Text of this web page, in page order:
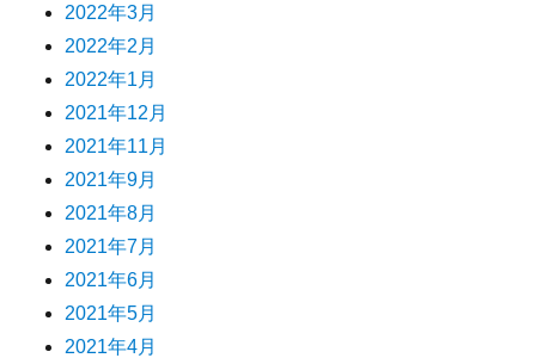
2022年3月
2022年2月
2022年1月
2021年12月
2021年11月
2021年9月
2021年8月
2021年7月
2021年6月
2021年5月
2021年4月